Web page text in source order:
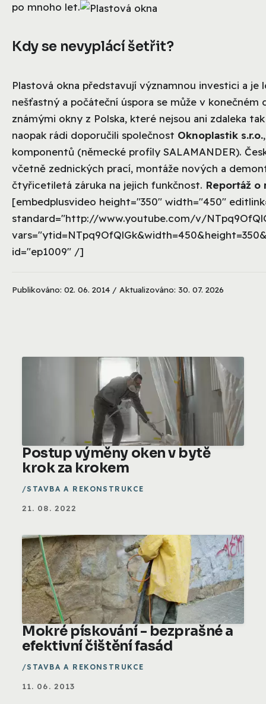
po mnoho let.
Kdy se nevyplácí šetřit?
Plastová okna představují významnou investici a je
nešťastný a počáteční úspora se může v
známými okny z Polska, které nejsou ani zdaleka
naopak rádi doporučili společnost Oknoplastik s.r.o.
komponentů (německé profily SALAMANDER).
včetně zednických prací, montáže nových a
čtyřicetiletá záruka na jejich funkčnost. Reportáž o
[embedplusvideo height="350" width="450"
standard="http://www.youtube.com/v/
id="ep1009" /]
Publikováno: 02. 06. 2014 / Aktualizováno: 30. 07. 2026
Postup výměny oken v bytě
krok za krokem
STAVBA A REKONSTRUKCE
21. 08. 2022
Mokré pískování - bezprašné a
efektivní čištění fasád
STAVBA A REKONSTRUKCE
11. 06. 2013